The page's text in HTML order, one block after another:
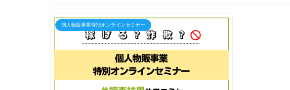
個人物販事業特別オンラインセミナー